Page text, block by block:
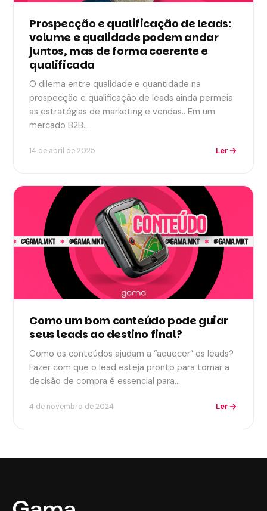
Prospecção e qualificação de leads:
volume e qualidade podem andar
juntos, mas de forma coerente e
qualificada
O dilema entre qualidade e quantidade na
prospecção e qualificação de leads ainda permeia
as estratégias de marketing e vendas.. Em um
mercado B2B…
14 de abril de 2025 Ler
Como um bom conteúdo pode guiar
seus leads ao destino final?
Como os conteúdos ajudam a “aquecer” os leads?
Fazer com que o lead esteja pronto para tomar a
decisão de compra é essencial para…
4 de novembro de 2024 Ler